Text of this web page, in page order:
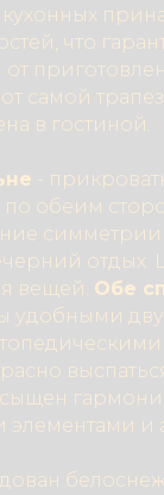
что
от
самой
в гостиной.
-
обеим
симметрии
отдых.
вещей. Обе
удобными
и